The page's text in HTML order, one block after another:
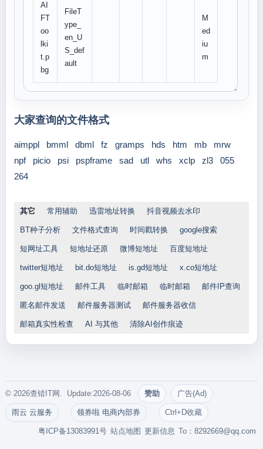
AI
FT
oo
lki
t.p
bg
FileT
ype_
en_U
S_def
ault
M
ed
iu
m
大家查询的文件格式
aimppl bmml dbml fz gramps hds htm mb
mrw
npf
picio psi pspframe sad utl whs xclp zl3
055
264
其它 常用辅助 迅雷地址转换 抖音视频去水印
BT种子分析 文件格式查询 时间戳转换 google搜索
短网址工具 短地址还原 微博短地址 百度短地址
twitter短地址 bit.do短地址 is.gd短地址 x.co短地址
goo.gl短地址 邮件工具 临时邮箱 临时邮箱 邮件IP查询
匿名邮件发送 邮件服务器测试 邮件服务器收信
邮箱真实性检查 AI 与其他 清除AI创作痕迹
© 2026查错IT网. Update:2026-08-06 赞助 广告(Ad)
雨云 云服务 领券啦 电商内部券 Ctrl+D收藏
To：8292669@qq.com
更新信息
站点地图
粤ICP备13083991号